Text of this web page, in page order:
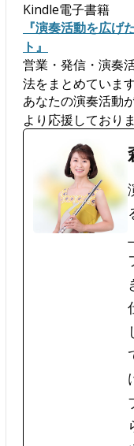
Kindle電子書籍
『演奏活動を広げ
ト』
営業・発信・演奏
法をまとめています
あなたの演奏活動
より応援しておりま